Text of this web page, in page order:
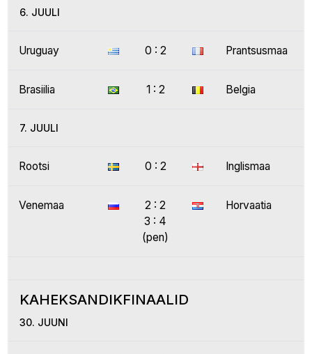
6. JUULI
Uruguay 0 : 2 Prantsusmaa
Brasiilia 1 : 2 Belgia
7. JUULI
Rootsi 0 : 2 Inglismaa
Venemaa
2 : 2
3 : 4
(pen)
Horvaatia
KAHEKSANDIKFINAALID
30. JUUNI